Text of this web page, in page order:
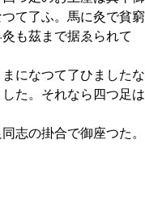
て了ふ。馬に灸で貧窮
も茲まで据ゑられて
になつて了ひましたな
た。それなら四つ足は
志の掛合で御座つた。